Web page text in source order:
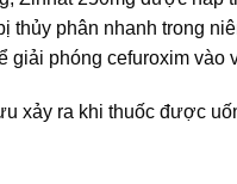
thủy phân nhanh trong
giải phóng cefuroxim vào
xảy ra khi thuốc được